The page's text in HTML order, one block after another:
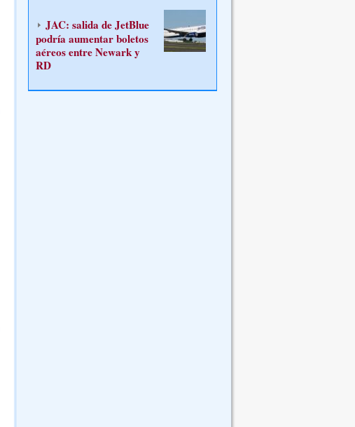
JAC: salida de JetBlue
podría aumentar boletos
aéreos entre Newark y
RD